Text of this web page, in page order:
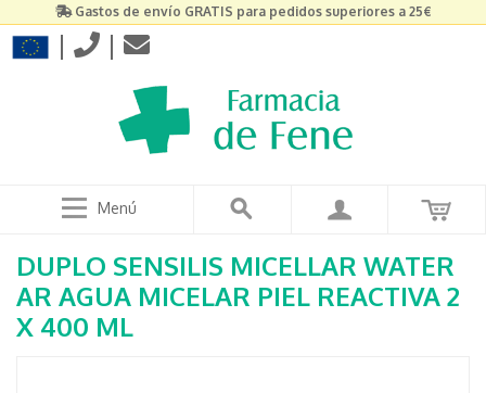
Gastos de envío GRATIS para pedidos superiores a 25€
| |
Menú
DUPLO SENSILIS MICELLAR WATER
AR AGUA MICELAR PIEL REACTIVA 2
X 400 ML